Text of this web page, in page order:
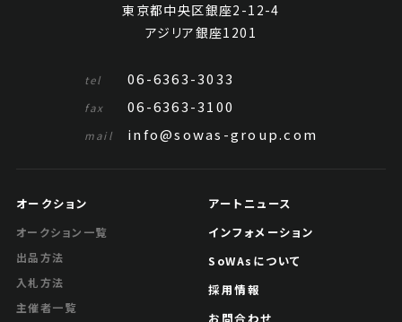
東京都中央区銀座2-12-4
アジリア銀座1201
tel 06-6363-3033
fax 06-6363-3100
mail info@sowas-group.com
オークション
オークション一覧
出品方法
入札方法
主催者一覧
アートニュース
インフォメーション
SoWAsについて
採用情報
お問合わせ